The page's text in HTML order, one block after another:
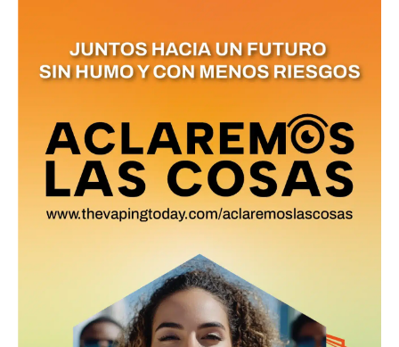
Suscríbete a nuestro boletín diario y
recibe todas las noticias del vapeo y la
Subscribe to our daily clipping and
receive all the news of vaping and
tobacco harm reduction in your email.